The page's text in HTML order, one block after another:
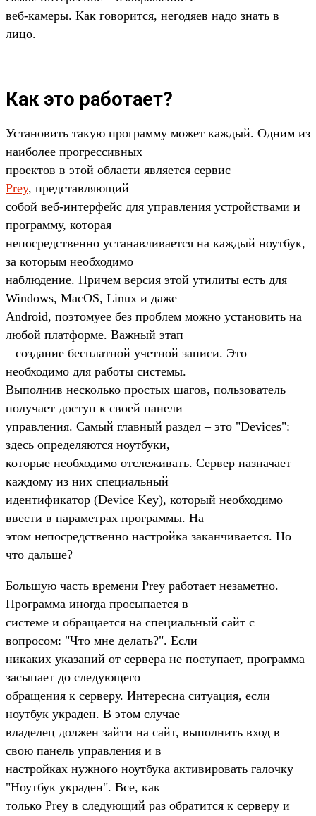
веб-камеры. Как говорится, негодяев надо знать в
лицо.
Как это работает?
Установить такую программу может каждый. Одним из
наиболее прогрессивных
проектов в этой области является сервис
Prey, представляющий
собой веб-интерфейс для управления устройствами и
программу, которая
непосредственно устанавливается на каждый ноутбук,
за которым необходимо
наблюдение. Причем версия этой утилиты есть для
Windows, MacOS, Linux и даже
Android, поэтомуее без проблем можно установить на
любой платформе. Важный этап
– создание бесплатной учетной записи. Это
необходимо для работы системы.
Выполнив несколько простых шагов, пользователь
получает доступ к своей панели
управления. Самый главный раздел – это "Devices":
здесь определяются ноутбуки,
которые необходимо отслеживать. Сервер назначает
каждому из них специальный
идентификатор (Device Key), который необходимо
ввести в параметрах программы. На
этом непосредственно настройка заканчивается. Но
что дальше?
Большую часть времени Prey работает незаметно.
Программа иногда просыпается в
системе и обращается на специальный сайт с
вопросом: "Что мне делать?". Если
никаких указаний от сервера не поступает, программа
засыпает до следующего
обращения к серверу. Интересна ситуация, если
ноутбук украден. В этом случае
владелец должен зайти на сайт, выполнить вход в
свою панель управления и в
настройках нужного ноутбука активировать галочку
"Ноутбук украден". Все, как
только Prey в следующий раз обратится к серверу и